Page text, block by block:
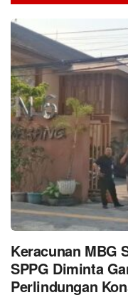
Keracunan MBG
SPPG Diminta
Perlindungan